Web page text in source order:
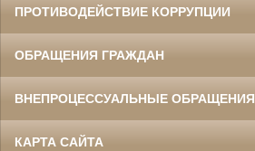
ПРОТИВОДЕЙСТВИЕ КОРРУПЦИИ
ОБРАЩЕНИЯ ГРАЖДАН
ВНЕПРОЦЕССУАЛЬНЫЕ ОБРАЩЕНИЯ
КАРТА САЙТА